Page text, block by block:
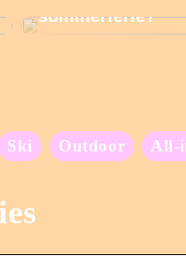
sommerferie?
Ski Outdoor All-